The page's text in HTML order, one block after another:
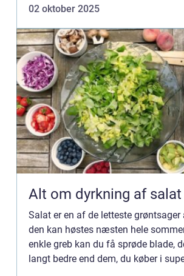
02 oktober 2025
Alt om dyrkning af salat
Salat er en af de letteste grøntsager
den kan høstes næsten hele
enkle greb kan du få sprøde blade,
langt bedre end dem, du køber i